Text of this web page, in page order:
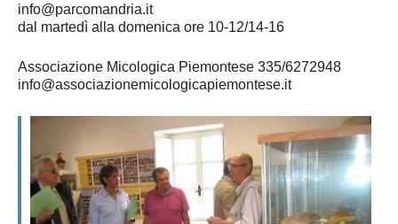
info@parcomandria.it
dal martedì alla domenica ore 10-12/14-16
Associazione Micologica Piemontese 335/6272948
info@associazionemicologicapiemontese.it